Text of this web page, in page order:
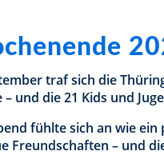
traf sich die
– und die 21 Kids und
fühlte sich an wie
Freundschaften – und